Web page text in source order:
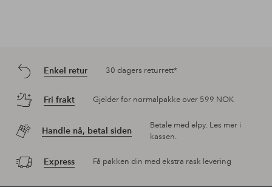
Enkel retur 30 dagers returrett*
Fri frakt Gjelder for normalpakke over 599 NOK
Handle nå, betal siden
Betale med elpy. Les mer i
kassen.
Express Få pakken din med ekstra rask levering